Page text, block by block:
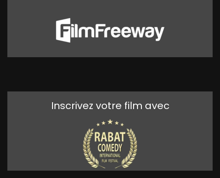
Inscrivez votre film avec